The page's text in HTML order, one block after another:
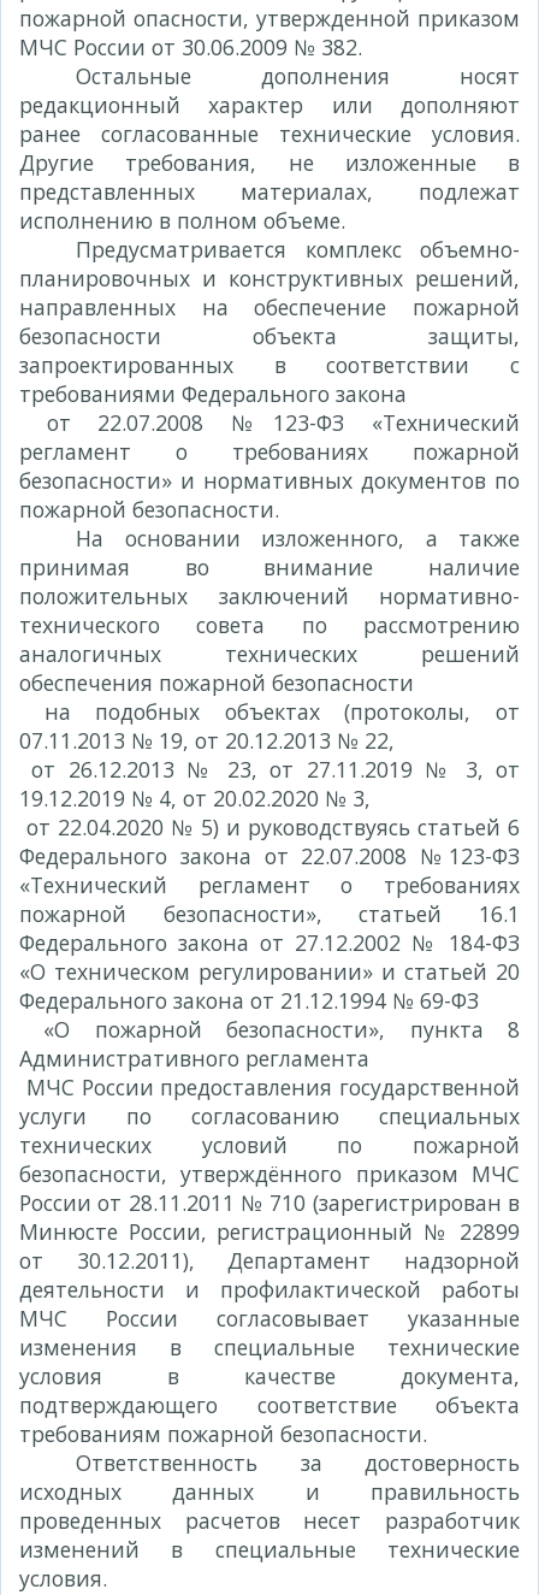
пожарной опасности, утвержденной приказом
МЧС России от 30.06.2009 № 382.
Остальные дополнения носят
редакционный характер или дополняют
ранее согласованные технические условия.
Другие требования, не изложенные в
представленных материалах, подлежат
исполнению в полном объеме.
Предусматривается комплекс объемно-
планировочных и конструктивных решений,
направленных на обеспечение пожарной
безопасности объекта защиты,
запроектированных в соответствии с
требованиями Федерального закона
от 22.07.2008 №123-ФЗ «Технический
регламент о требованиях пожарной
безопасности» и нормативных документов по
пожарной безопасности.
На основании изложенного, а также
принимая во внимание наличие
положительных заключений нормативно-
технического совета по рассмотрению
аналогичных технических решений
обеспечения пожарной безопасности
на подобных объектах (протоколы, от
07.11.2013 № 19, от 20.12.2013 № 22,
от 26.12.2013 № 23, от 27.11.2019 № 3, от
19.12.2019 № 4, от 20.02.2020 № 3,
от 22.04.2020 № 5) и руководствуясь статьей 6
Федерального закона от 22.07.2008 №123-ФЗ
«Технический регламент о требованиях
пожарной безопасности», статьей 16.1
Федерального закона от 27.12.2002 № 184-ФЗ
«О техническом регулировании» и статьей 20
Федерального закона от 21.12.1994 № 69-ФЗ
«О пожарной безопасности», пункта 8
Административного регламента
МЧС России предоставления государственной
услуги по согласованию специальных
технических условий по пожарной
безопасности, утверждённого приказом МЧС
России от 28.11.2011 № 710 (зарегистрирован в
Минюсте России, регистрационный № 22899
от 30.12.2011), Департамент надзорной
деятельности и профилактической работы
МЧС России согласовывает указанные
изменения в специальные технические
условия в качестве документа,
подтверждающего соответствие объекта
требованиям пожарной безопасности.
Ответственность за достоверность
исходных данных и правильность
проведенных расчетов несет разработчик
изменений в специальные технические
условия.